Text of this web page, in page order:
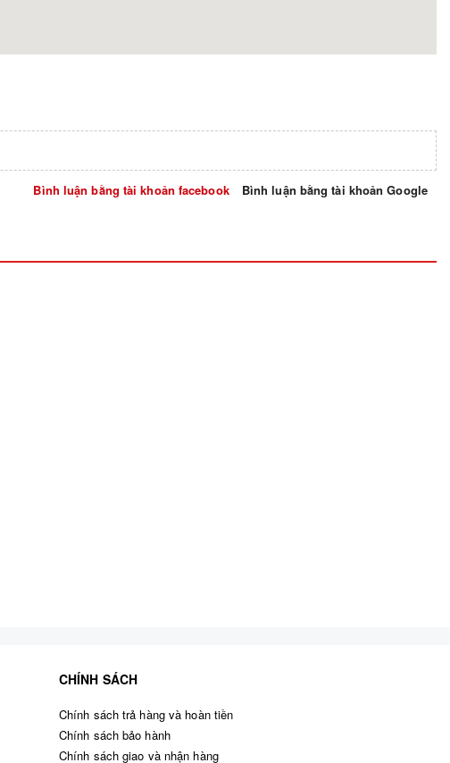
Bình luận bằng tài khoản facebook Bình luận bằng tài khoản Google
CHÍNH SÁCH
Chính sách trả hàng và hoàn tiền
Chính sách bảo hành
Chính sách giao và nhận hàng